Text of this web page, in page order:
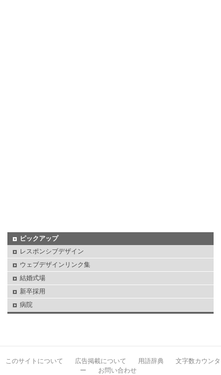
ピックアップ
レスポンシブデザイン
ウェブデザインリンク集
結婚式場
新卒採用
病院
このサイトについて 広告掲載について 用語辞典
文字数カウンタ
ー
お問い合わせ